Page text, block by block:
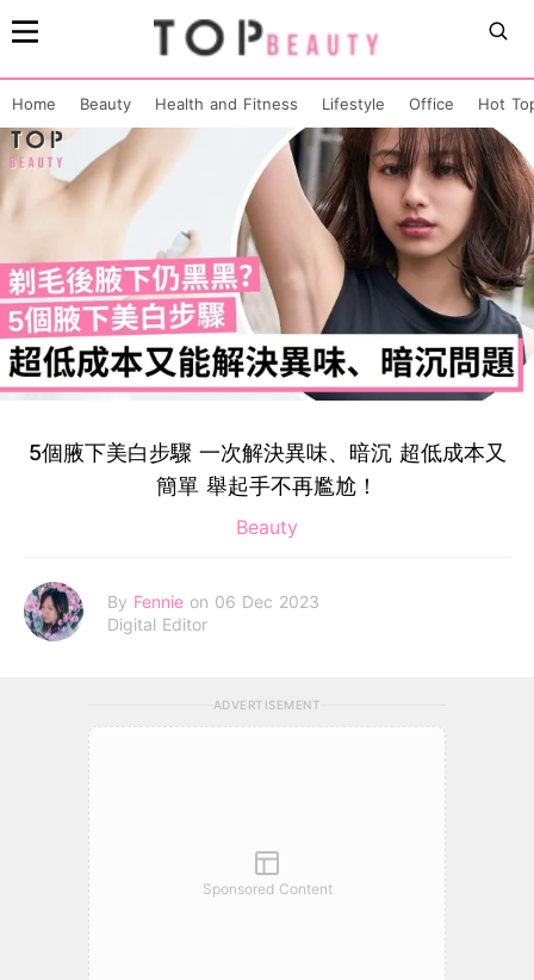
Home Beauty Health and Fitness Lifestyle Office Hot
5個腋下美白步驟 一次解決異味、暗沉 超低成本又
簡單 舉起手不再尷尬！
Beauty
By Fennie on 06 Dec 2023
Digital Editor
ADVERTISEMENT
Sponsored Content